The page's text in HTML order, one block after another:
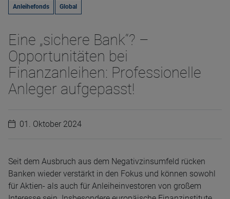
Anleihefonds Global
Eine „sichere Bank“? –
Opportunitäten bei
Finanzanleihen: Professionelle
Anleger aufgepasst!
01. Oktober 2024
Seit dem Ausbruch aus dem Negativzinsumfeld rücken
Banken wieder verstärkt in den Fokus und können sowohl
für Aktien- als auch für Anleiheinvestoren von großem